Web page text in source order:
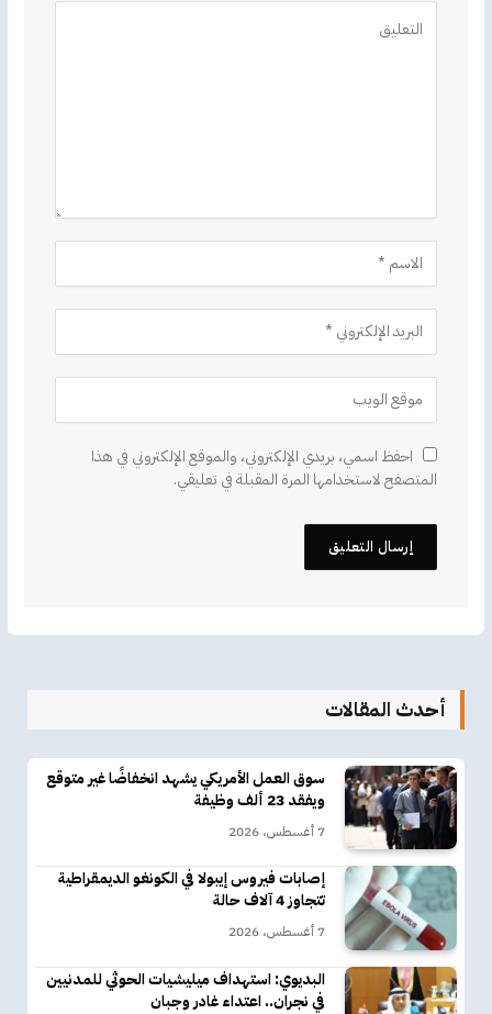
احفظ اسمي، بريدي الإلكتروني، والموقع الإلكتروني في هذا
المتصفح لاستخدامها المرة المقبلة في تعليقي.
أحدث المقالات
سوق العمل الأمريكي يشهد انخفاضًا غير متوقع
ويفقد 23 ألف وظيفة
7 أغسطس، 2026
إصابات فيروس إيبولا في الكونغو الديمقراطية
تتجاوز 4 آلاف حالة
7 أغسطس، 2026
البديوي: استهداف ميليشيات الحوثي للمدنيين
في نجران.. اعتداء غادر وجبان